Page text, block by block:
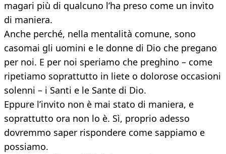
magari più di qualcuno l’ha preso come un invito
di maniera.
Anche perché, nella mentalità comune, sono
casomai gli uomini e le donne di Dio che pregano
per noi. E per noi speriamo che preghino – come
ripetiamo soprattutto in liete o dolorose occasioni
solenni – i Santi e le Sante di Dio.
Eppure l’invito non è mai stato di maniera, e
soprattutto ora non lo è. Sì, proprio adesso
dovremmo saper rispondere come sappiamo e
possiamo.